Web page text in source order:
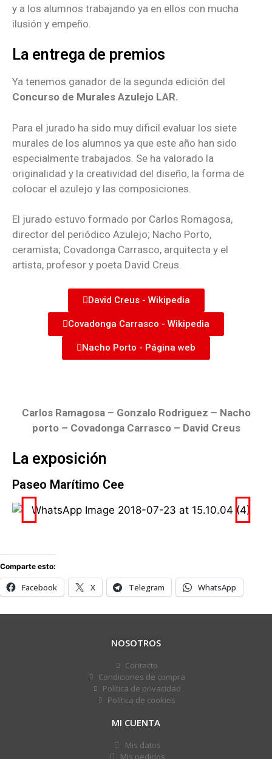
y a los alumnos trabajando ya en ellos con mucha
ilusión y empeño.
La entrega de premios
Ya tenemos ganador de la segunda edición del
Concurso de Murales Azulejo LAR.
Para el jurado ha sido muy dificil evaluar los siete
murales de los alumnos ya que este año han sido
especialmente trabajados. Se ha valorado la
originalidad y la creatividad del diseño, la forma de
colocar el azulejo y las composiciones.
El jurado estuvo formado por Carlos Romagosa,
director del periódico Azulejo; Nacho Porto,
ceramista; Covadonga Carrasco, arquitecta y el
artista, profesor y poeta David Creus.
David Creus - Wikipedia
Covadonga Carrasco - Wikipedia
Nacho Porto - Página web
Carlos Ramagosa – Gonzalo Rodriguez – Nacho
porto – Covadonga Carrasco – David Creus
La exposición
Paseo Marítimo Cee
Comparte esto:
Facebook X Telegram WhatsApp
NOSOTROS
Contacto
Condiciones de compra
Política de privacidad
Política de cookies
MI CUENTA
Mis datos
Mis pedidos